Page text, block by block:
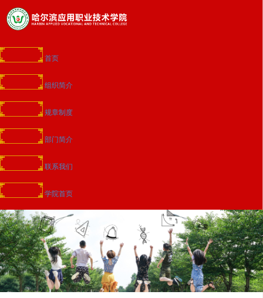
首页
组织简介
规章制度
部门简介
联系我们
学院首页